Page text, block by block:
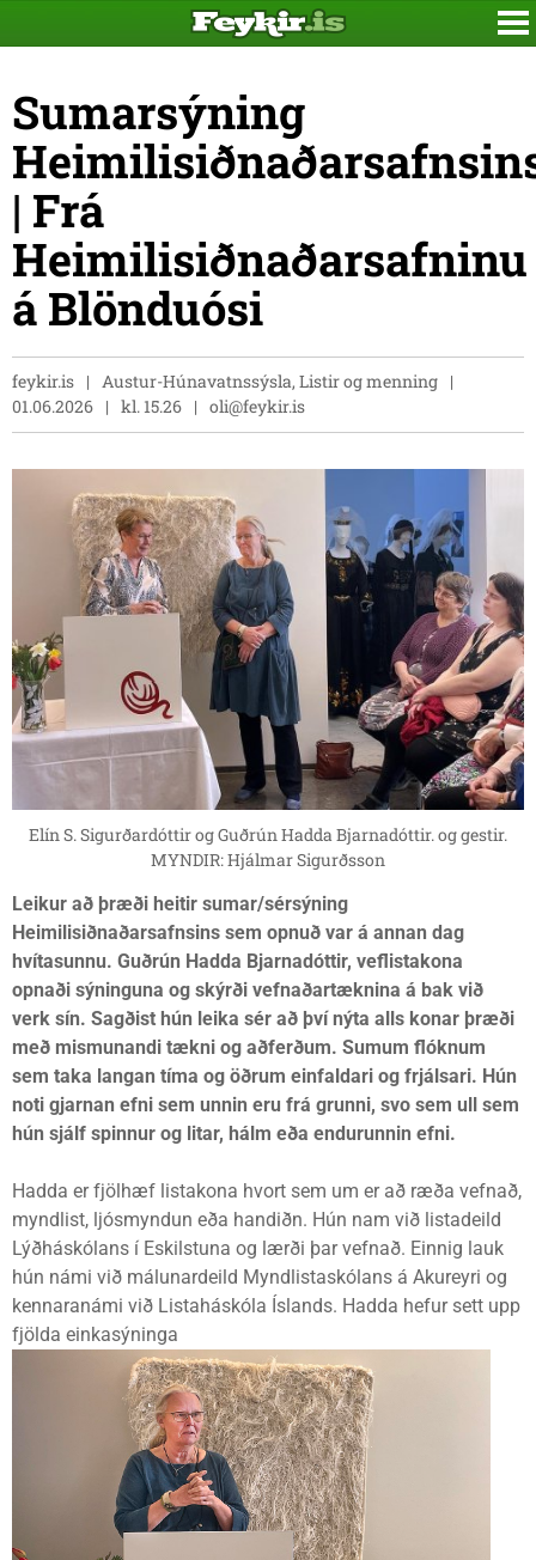
Sumarsýning
| Frá
Heimilisiðnaðarsafninu
á Blönduósi
feykir.is
Austur-Húnavatnssýsla, Listir og menning
01.06.2026
kl. 15.26 oli@feykir.is
Elín S. Sigurðardóttir og Guðrún Hadda Bjarnadóttir. og gestir.
MYNDIR: Hjálmar Sigurðsson
Leikur að þræði heitir sumar/sérsýning
Heimilisiðnaðarsafnsins sem opnuð var á annan dag
hvítasunnu. Guðrún Hadda Bjarnadóttir, veflistakona
opnaði sýninguna og skýrði vefnaðartæknina á bak við
verk sín. Sagðist hún leika sér að því nýta alls konar þræði
með mismunandi tækni og aðferðum. Sumum flóknum
sem taka langan tíma og öðrum einfaldari og frjálsari. Hún
noti gjarnan efni sem unnin eru frá grunni, svo sem ull sem
hún sjálf spinnur og litar, hálm eða endurunnin efni.
Hadda er fjölhæf listakona hvort sem um er að ræða vefnað,
myndlist, ljósmyndun eða handiðn. Hún nam við listadeild
Lýðháskólans í Eskilstuna og lærði þar vefnað. Einnig lauk
hún námi við málunardeild Myndlistaskólans á Akureyri og
kennaranámi við Listaháskóla Íslands. Hadda hefur sett upp
fjölda einkasýninga